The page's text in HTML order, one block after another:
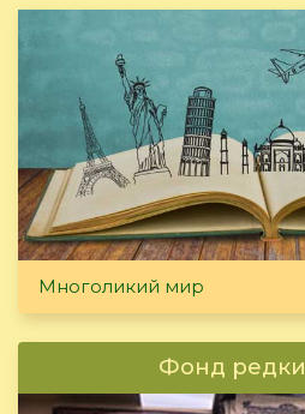
Многоликий мир
Фонд